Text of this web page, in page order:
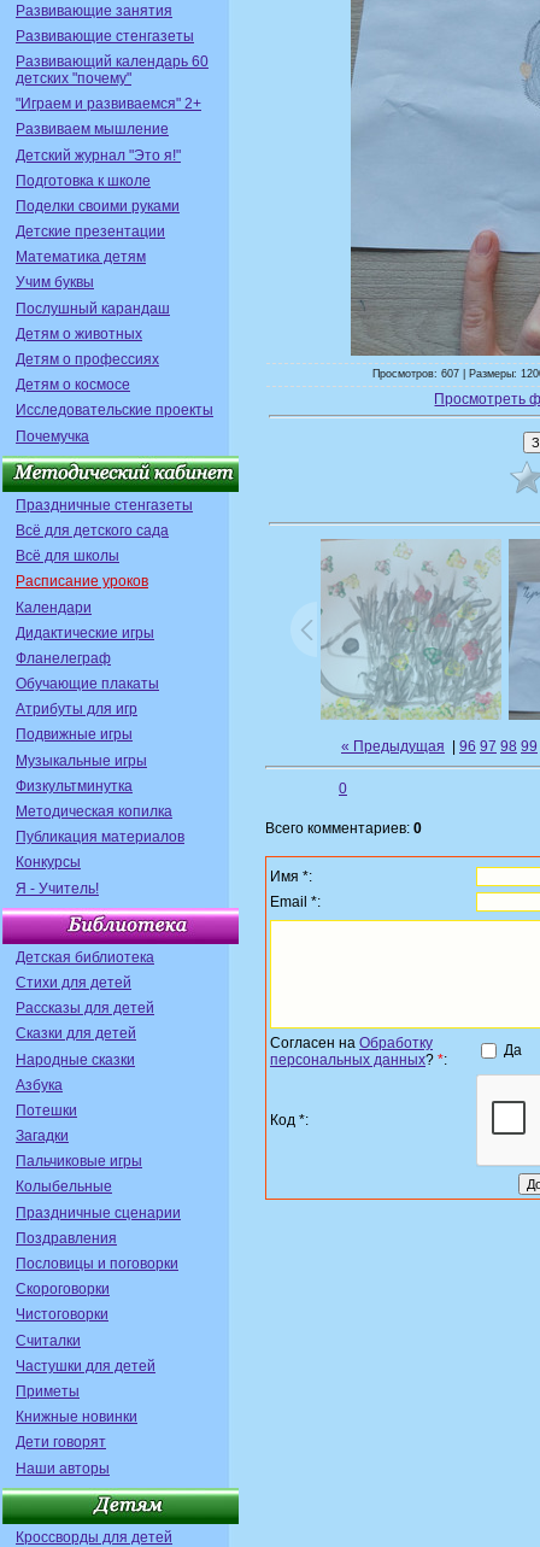
Развивающие занятия
Развивающие стенгазеты
Развивающий календарь 60
детских "почему"
"Играем и развиваемся" 2+
Развиваем мышление
Детский журнал "Это я!"
Подготовка к школе
Поделки своими руками
Детские презентации
Математика детям
Учим буквы
Послушный карандаш
Детям о животных
Детям о профессиях
Детям о космосе
Исследовательские проекты
Почемучка
Праздничные стенгазеты
Всё для детского сада
Всё для школы
Расписание уроков
Календари
Дидактические игры
Фланелеграф
Обучающие плакаты
Атрибуты для игр
Подвижные игры
Музыкальные игры
Физкультминутка
Методическая копилка
Публикация материалов
Конкурсы
Я - Учитель!
Детская библиотека
Стихи для детей
Рассказы для детей
Сказки для детей
Народные сказки
Азбука
Потешки
Загадки
Пальчиковые игры
Колыбельные
Праздничные сценарии
Поздравления
Пословицы и поговорки
Скороговорки
Чистоговорки
Считалки
Частушки для детей
Приметы
Книжные новинки
Дети говорят
Наши авторы
Кроссворды для детей
Просмотров: 607 | Размеры:
Просмотреть
« Предыдущая 96 97 98 99
0
Всего комментариев: 0
Имя *:
Email *:
Согласен на Обработку
персональных данных? *:
Да
Код *: